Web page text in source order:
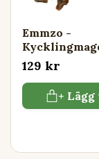
Emmzo -
129 kr
+